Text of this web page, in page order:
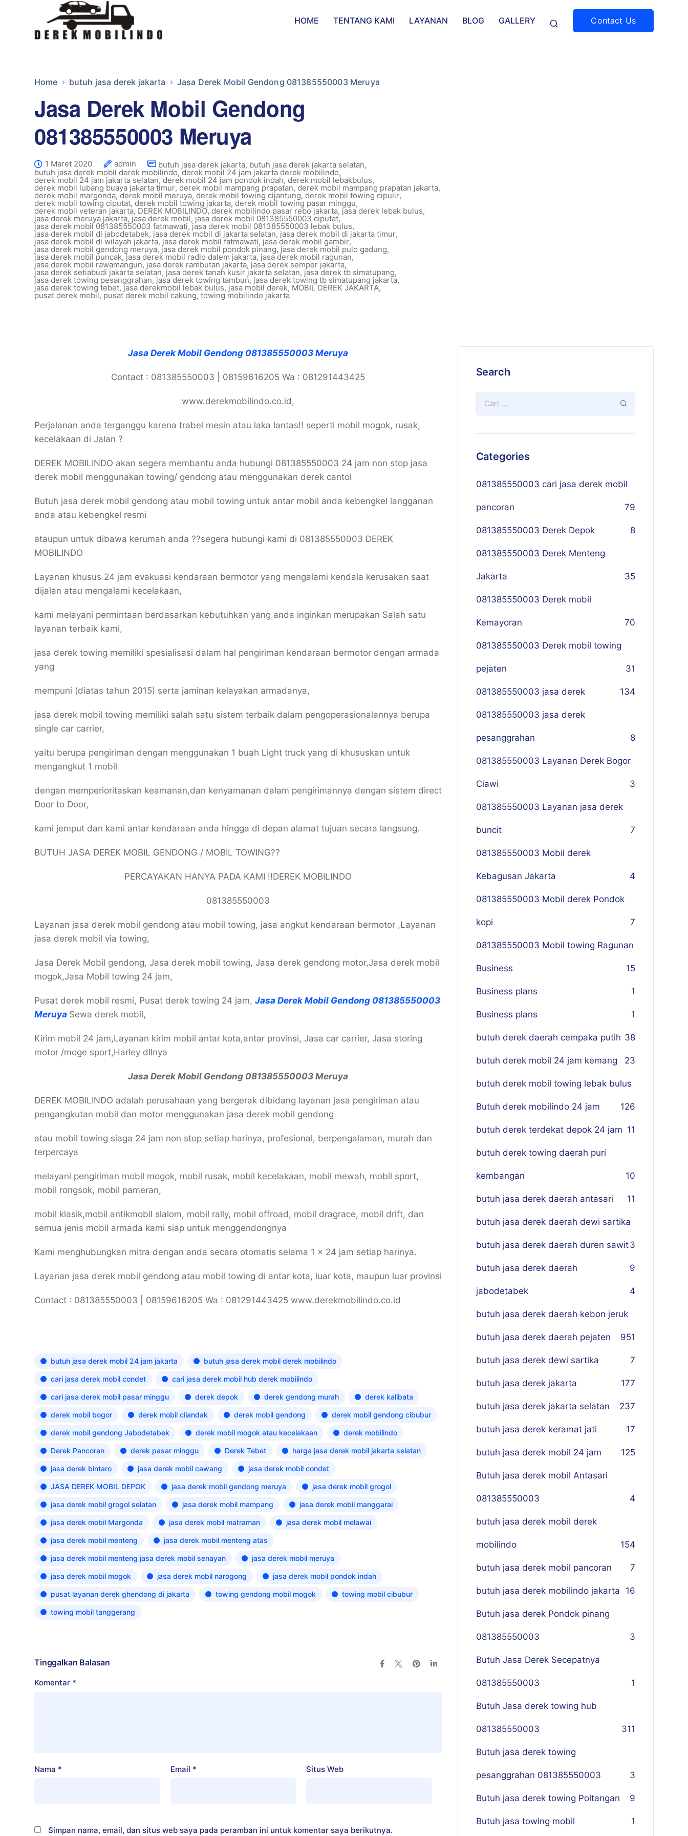
HOME TENTANG KAMI LAYANAN BLOG GALLERY Contact Us
Home butuh jasa derek jakarta Jasa Derek Mobil Gendong 081385550003 Meruya
Jasa Derek Mobil Gendong
081385550003 Meruya
1 Maret 2020 admin butuh jasa derek jakarta, butuh jasa derek jakarta selatan,
butuh jasa derek mobil derek mobilindo,derek mobil 24 jam jakarta derek mobilindo,
derek mobil 24 jam jakarta selatan, derek mobil 24 jam pondok indah, derek mobil lebakbulus,
derek mobil lubang buaya jakarta timur, derek mobil mampang prapatan, derek mobil mampang prapatan jakarta,
derek mobil margonda, derek mobil meruya, derek mobil towing cijantung, derek mobil towing cipulir,
derek mobil towing ciputat, derek mobil towing jakarta, derek mobil towing pasar minggu,
derek mobil veteran jakarta, DEREK MOBILINDO, derek mobilindo pasar rebo jakarta, jasa derek lebak bulus,
jasa derek meruya jakarta, jasa derek mobil, jasa derek mobil 081385550003 ciputat,
jasa derek mobil 081385550003 fatmawati,jasa derek mobil 081385550003 lebak bulus,
jasa derek mobil di jabodetabek, jasa derek mobil di jakarta selatan, jasa derek mobil di jakarta timur,
jasa derek mobil di wilayah jakarta, jasa derek mobil fatmawati, jasa derek mobil gambir,
jasa derek mobil gendong meruya, jasa derek mobil pondok pinang, jasa derek mobil pulo gadung,
jasa derek mobil puncak,jasa derek mobil radio dalem jakarta, jasa derek mobil ragunan,
jasa derek mobil rawamangun, jasa derek rambutan jakarta, jasa derek semper jakarta,
jasa derek setiabudi jakarta selatan, jasa derek tanah kusir jakarta selatan, jasa derek tb simatupang,
jasa derek towing pesanggrahan, jasa derek towing tambun, jasa derek towing tb simatupang jakarta,
jasa derek towing tebet, jasa derekmobil lebak bulus, jasa mobil derek, MOBIL DEREK JAKARTA,
pusat derek mobil, pusat derek mobil cakung, towing mobilindo jakarta
Jasa Derek Mobil Gendong 081385550003 Meruya
Contact : 081385550003 | 08159616205 Wa : 081291443425
www.derekmobilindo.co.id,
Perjalanan anda terganggu karena trabel mesin atau laka lantas!! seperti mobil mogok, rusak,
kecelakaan di Jalan ?
DEREK MOBILINDO akan segera membantu anda hubungi 081385550003 24 jam non stop jasa
derek mobil menggunakan towing/ gendong atau menggunakan derek cantol
Butuh jasa derek mobil gendong atau mobil towing untuk antar mobil anda kebengkel langganan
anda atau kebengkel resmi
ataupun untuk dibawa kerumah anda ??segera hubungi kami di 081385550003 DEREK
MOBILINDO
Layanan khusus 24 jam evakuasi kendaraan bermotor yang mengalami kendala kerusakan saat
dijalan atau mengalami kecelakaan,
kami melayani permintaan berdasarkan kebutuhkan yang anda inginkan merupakan Salah satu
layanan terbaik kami,
jasa derek towing memiliki spesialisasi dalam hal pengiriman kendaraan bermotor dengan armada
yang
mempuni (diatas tahun 2015) serta jaminan kelayakan armadanya,
jasa derek mobil towing memiliki salah satu sistem terbaik dalam pengoperasionalannya berupa
single car carrier,
yaitu berupa pengiriman dengan menggunakan 1 buah Light truck yang di khususkan untuk
mengangkut 1 mobil
dengan memperioritaskan keamanan,dan kenyamanan dalam pengirimannya dengan sistem direct
Door to Door,
kami jemput dan kami antar kendaraan anda hingga di depan alamat tujuan secara langsung.
BUTUH JASA DEREK MOBIL GENDONG / MOBIL TOWING??
PERCAYAKAN HANYA PADA KAMI !!DEREK MOBILINDO
081385550003
Layanan jasa derek mobil gendong atau mobil towing, jasa angkut kendaraan bermotor ,Layanan
jasa derek mobil via towing,
Jasa Derek Mobil gendong, Jasa derek mobil towing, Jasa derek gendong motor,Jasa derek mobil
mogok,Jasa Mobil towing 24 jam,
Pusat derek mobil resmi, Pusat derek towing 24 jam, Jasa Derek Mobil Gendong 081385550003
Meruya Sewa derek mobil,
Kirim mobil 24 jam,Layanan kirim mobil antar kota,antar provinsi, Jasa car carrier, Jasa storing
motor /moge sport,Harley dllnya
Jasa Derek Mobil Gendong 081385550003 Meruya
DEREK MOBILINDO adalah perusahaan yang bergerak dibidang layanan jasa pengiriman atau
pengangkutan mobil dan motor menggunakan jasa derek mobil gendong
atau mobil towing siaga 24 jam non stop setiap harinya, profesional, berpengalaman, murah dan
terpercaya
melayani pengiriman mobil mogok, mobil rusak, mobil kecelakaan, mobil mewah, mobil sport,
mobil rongsok, mobil pameran,
mobil klasik,mobil antikmobil slalom, mobil rally, mobil offroad, mobil dragrace, mobil drift, dan
semua jenis mobil armada kami siap untuk menggendongnya
Kami menghubungkan mitra dengan anda secara otomatis selama 1 x 24 jam setiap harinya.
Layanan jasa derek mobil gendong atau mobil towing di antar kota, luar kota, maupun luar provinsi
Contact : 081385550003 | 08159616205 Wa : 081291443425 www.derekmobilindo.co.id
butuh jasa derek mobil 24 jam jakarta butuh jasa derek mobil derek mobilindo
cari jasa derek mobil condet cari jasa derek mobil hub derek mobilindo
cari jasa derek mobil pasar minggu derek depok derek gendong murah derek kalibata
derek mobil bogor derek mobil cilandak derek mobil gendong derek mobil gendong cibubur
derek mobil gendong Jabodetabek derek mobil mogok atau kecelakaan derek mobilindo
Derek Pancoran derek pasar minggu Derek Tebet harga jasa derek mobil jakarta selatan
jasa derek bintaro jasa derek mobil cawang jasa derek mobil condet
JASA DEREK MOBIL DEPOK jasa derek mobil gendong meruya jasa derek mobil grogol
jasa derek mobil grogol selatan jasa derek mobil mampang jasa derek mobil manggarai
jasa derek mobil Margonda jasa derek mobil matraman jasa derek mobil melawai
jasa derek mobil menteng jasa derek mobil menteng atas
jasa derek mobil menteng jasa derek mobil senayan jasa derek mobil meruya
jasa derek mobil mogok jasa derek mobil narogong jasa derek mobil pondok indah
pusat layanan derek ghendong di jakarta towing gendong mobil mogok towing mobil cibubur
towing mobil tanggerang
Tinggalkan Balasan
Komentar *
Nama * Email * Situs Web
Simpan nama, email, dan situs web saya pada peramban ini untuk komentar saya berikutnya.
Search
Categories
081385550003 cari jasa derek mobil
pancoran 79
081385550003 Derek Depok 8
081385550003 Derek Menteng
Jakarta 35
081385550003 Derek mobil
Kemayoran 70
081385550003 Derek mobil towing
pejaten 31
081385550003 jasa derek 134
081385550003 jasa derek
pesanggrahan 8
081385550003 Layanan Derek Bogor
Ciawi 3
081385550003 Layanan jasa derek
buncit 7
081385550003 Mobil derek
Kebagusan Jakarta 4
081385550003 Mobil derek Pondok
kopi 7
081385550003 Mobil towing Ragunan
5
Business 1
Business plans 1
Business plans 1
butuh derek daerah cempaka putih 38
butuh derek mobil 24 jam kemang 23
butuh derek mobil towing lebak bulus
26
Butuh derek mobilindo 24 jam 1
butuh derek terdekat depok 24 jam 11
butuh derek towing daerah puri
kembangan 10
butuh jasa derek daerah antasari 11
butuh jasa derek daerah dewi sartika
3
butuh jasa derek daerah duren sawit
9
butuh jasa derek daerah
jabodetabek 4
butuh jasa derek daerah kebon jeruk
51
butuh jasa derek daerah pejaten 9
butuh jasa derek dewi sartika 7
butuh jasa derek jakarta 177
butuh jasa derek jakarta selatan 237
butuh jasa derek keramat jati 17
butuh jasa derek mobil 24 jam 125
Butuh jasa derek mobil Antasari
081385550003 4
butuh jasa derek mobil derek
mobilindo 154
butuh jasa derek mobil pancoran 7
butuh jasa derek mobilindo jakarta 16
Butuh jasa derek Pondok pinang
081385550003 3
Butuh Jasa Derek Secepatnya
081385550003 1
Butuh Jasa derek towing hub
081385550003 311
Butuh jasa derek towing
pesanggrahan 081385550003 3
Butuh jasa derek towing Poltangan 9
Butuh jasa towing mobil 1